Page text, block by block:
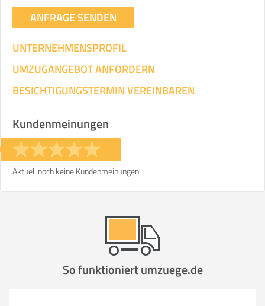
ANFRAGE SENDEN
UNTERNEHMENSPROFIL
UMZUGANGEBOT ANFORDERN
BESICHTIGUNGSTERMIN VEREINBAREN
Kundenmeinungen
Aktuell noch keine Kundenmeinungen
So funktioniert umzuege.de